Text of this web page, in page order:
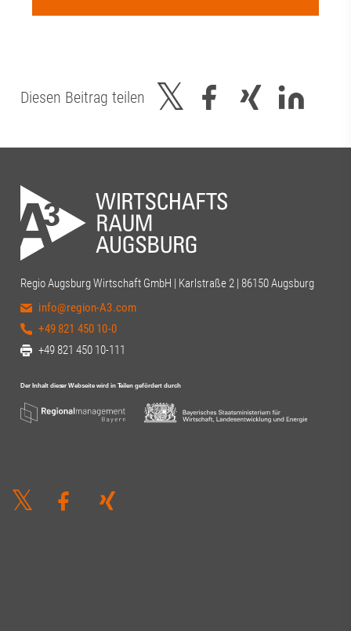
Diesen Beitrag teilen
Regio Augsburg Wirtschaft GmbH | Karlstraße 2 | 86150 Augsburg
info@region-A3.com
+49 821 450 10-0
+49 821 450 10-111